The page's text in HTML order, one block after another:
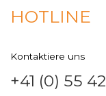
HOTLINE
Kontaktiere uns
+41 (0) 55